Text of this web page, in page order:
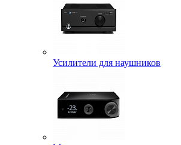
Усилители для наушников